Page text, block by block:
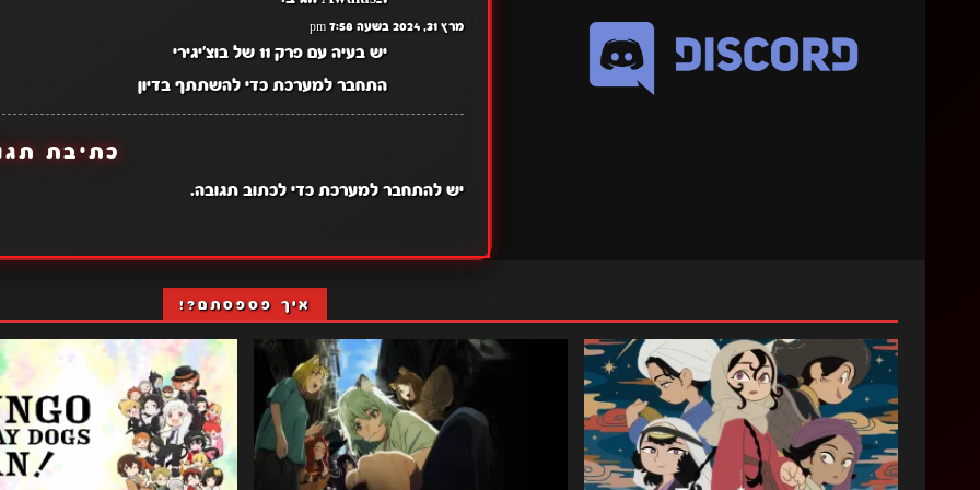
מרץ 31, 2024 בשעה 7:58 pm
יש בעיה עם פרק 11 של בוצ'יגירי
התחבר למערכת כדי להשתתף בדיון
כתיבת
יש להתחבר למערכתכדי לכתוב תגובה.
איך פספסתם?!